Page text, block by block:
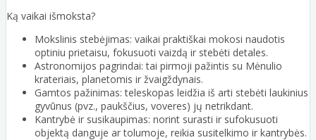
Ką vaikai išmoksta?
Mokslinis stebėjimas: vaikai praktiškai mokosi naudotis
optiniu prietaisu, fokusuoti vaizdą ir stebėti detales.
Astronomijos pagrindai: tai pirmoji pažintis su Mėnulio
krateriais, planetomis ir žvaigždynais.
Gamtos pažinimas: teleskopas leidžia iš arti stebėti laukinius
gyvūnus (pvz., paukščius, voveres) jų netrikdant.
Kantrybė ir susikaupimas: norint surasti ir sufokusuoti
objektą danguje ar tolumoje, reikia susitelkimo ir kantrybės.